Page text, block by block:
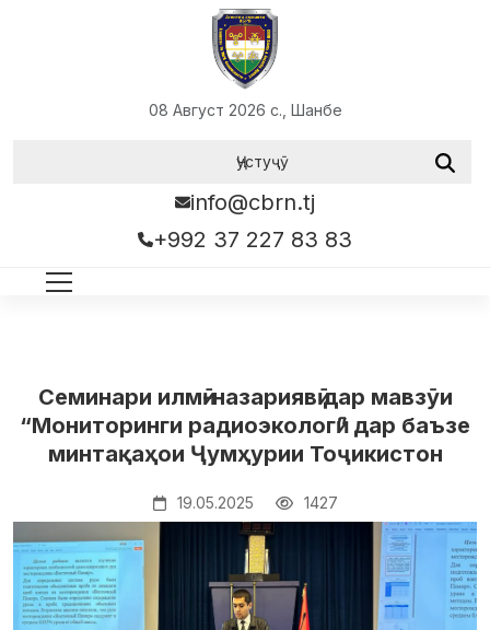
08 Август 2026 с., Шанбе
info@cbrn.tj
+992 37 227 83 83
Семинари илмӣ-назариявӣ дар мавзӯи
“Мониторинги радиоэкологӣ” дар баъзе
минтақаҳои Ҷумҳурии Тоҷикистон
19.05.2025 1427